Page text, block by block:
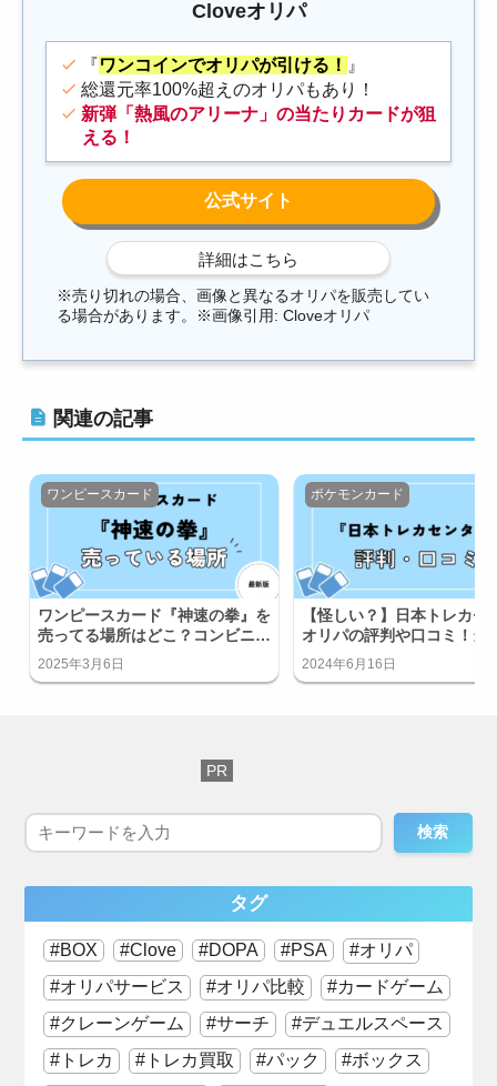
Cloveオリパ
『ワンコインでオリパが引ける！ 』
総還元率100%超えのオリパもあり！
新弾「熱風のアリーナ」の当たりカードが狙
える！
※売り切れの場合、画像と異なるオリパを販売してい
る場合があります。※画像引用: Cloveオリパ
関連の記事
ワンピースカード『神速の拳』を
売ってる場所はどこ？コンビニで
買える？
2025年3月6日
ワンピースカード
【怪しい？】日本トレカセ
オリパの評判や口コミ！当
入ってる？
2024年6月16日
ポケモンカード
検索
タグ
BOX Clove DOPA PSA
オリパ
オリパサービス
オリパ比較
カードゲーム
クレーンゲーム
サーチ
デュエルスペース
トレカ
トレカ買取 パック
ボックス